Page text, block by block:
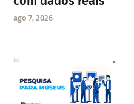
ago 7, 2026